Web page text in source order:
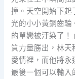
撞。天空開始下起
光的小小黃銅齒輪
的單戀被汙染了！
質力量勝出，林天
愛情裡，而他將永
最後一個可以輸入